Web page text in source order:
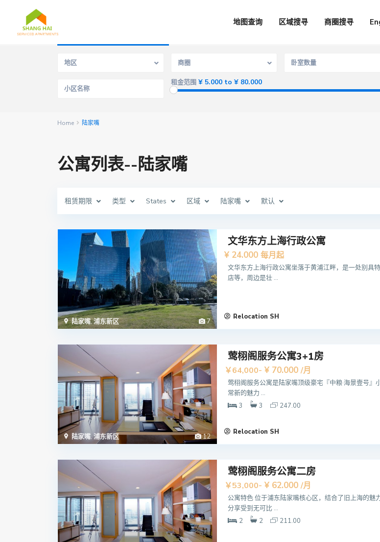
地图查询 区域搜寻 商圈搜寻
地区 商圈 卧室数量
租金范围 ¥ 5.000 to ¥ 80.000
Home 陆家嘴
公寓列表--陆家嘴
租赁期限 类型 States 区域 陆家嘴 默认
7
陆家嘴,浦东新区
文华东方上海行政公寓
¥ 24.000 每月起
文华东方上海行政公寓坐落于黄浦江畔，是一处别具
店等，周边是壮 ...
Relocation SH
12
陆家嘴,浦东新区
莺栩阁服务公寓3+1房
￥64,000- ¥ 70.000 /月
莺栩阁服务公寓是陆家嘴顶级豪宅『中粮·海景壹号
常新的魅力 ...
3
3 247.00
Relocation SH
莺栩阁服务公寓二房
￥53,000- ¥ 62.000 /月
公寓特色 位于浦东陆家嘴核心区，结合了旧上海的
分享受到无可比 ...
2
2 211.00